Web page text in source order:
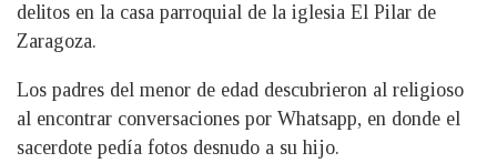
delitos en la casa parroquial de la iglesia El Pilar de
Zaragoza.
Los padres del menor de edad descubrieron al religioso
al encontrar conversaciones por Whatsapp, en donde el
sacerdote pedía fotos desnudo a su hijo.